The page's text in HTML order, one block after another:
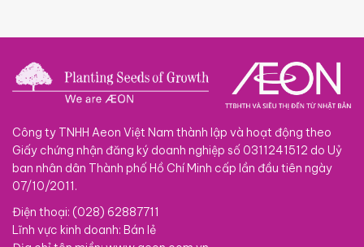
Công ty TNHH Aeon Việt Nam thành lập và hoạt động theo
Giấy chứng nhận đăng ký doanh nghiệp số 0311241512 do Uỷ
ban nhân dân Thành phố Hồ Chí Minh cấp lần đầu tiên ngày
07/10/2011.
Điện thoại: (028) 62887711
Lĩnh vực kinh doanh: Bán lẻ